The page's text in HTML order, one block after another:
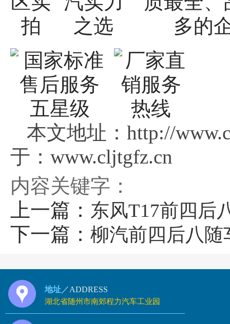
本文地址：http://
于：www.cljtgfz.cn
内容关键字：
上一篇： 东风T17前四后
下一篇： 柳汽前四后八随
地址 ／ADDRESS
湖北省随州市南郊程力汽车工业园